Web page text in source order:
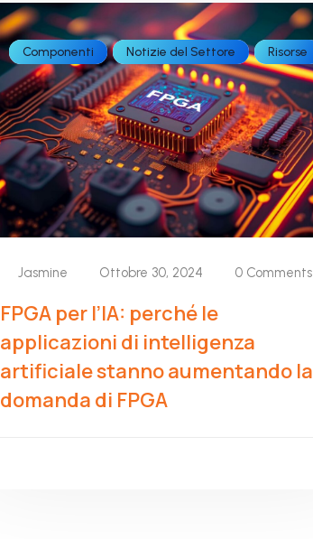
Componenti Notizie del Settore Risorse
Jasmine Ottobre 30, 2024 0 Comments
FPGA per l’IA: perché le
applicazioni di intelligenza
artificiale stanno aumentando la
domanda di FPGA